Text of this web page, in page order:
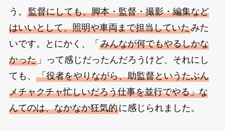
う。 監督にしても、脚本・監督・撮影・編集など
はいいとして、照明や車両まで担当していたみた
いです。とにかく、「 みんなが何でもやるしかな
かった」って感じだったんだろうけど、それにし
ても、 「役者をやりながら、助監督というたぶん
メチャクチャ忙しいだろう仕事を並行でやる」な
んてのは、なかなか狂気的に感じられました。